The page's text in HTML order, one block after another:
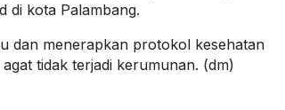
di kota Palambang.
dan menerapkan protokol kesehatan
tidak terjadi kerumunan. (dm)